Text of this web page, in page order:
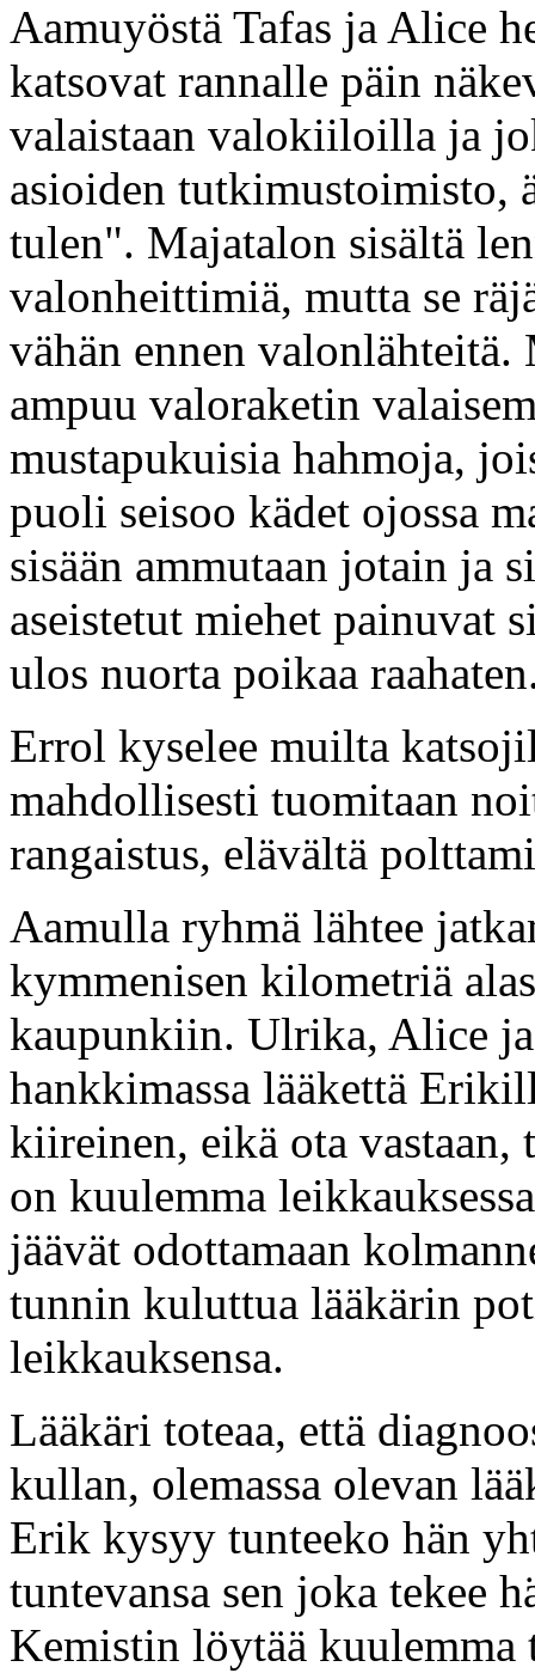
Aamuyöstä Tafas ja Alice
katsovat rannalle päin
valaistaan valokiiloilla ja
asioiden tutkimustoimisto,
tulen". Majatalon sisältä
valonheittimiä, mutta se
vähän ennen
ampuu valoraketin
mustapukuisia hahmoja,
puoli seisoo kädet ojossa
sisään ammutaan jotain ja
aseistetut miehet painuvat
ulos nuorta poikaa
Errol kyselee muilta
mahdollisesti tuomitaan
rangaistus, elävältä
Aamulla ryhmä lähtee
kymmenisen kilometriä
kaupunkiin. Ulrika, Alice
hankkimassa lääkettä
kiireinen, eikä ota
on kuulemma
jäävät odottamaan
tunnin kuluttua lääkärin
leikkauksensa.
Lääkäri toteaa, että
kullan, olemassa olevan
Erik kysyy tunteeko hän
tuntevansa sen joka tekee
Kemistin löytää kuulemma